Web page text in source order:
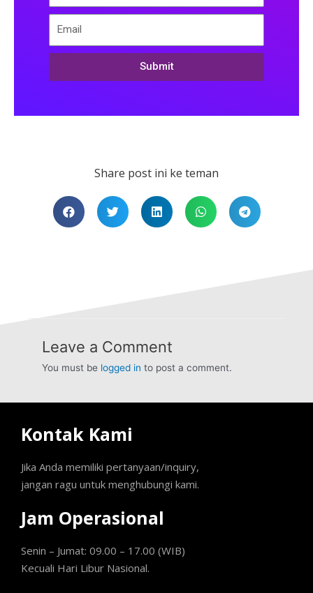
Submit
Share post ini ke teman
Leave a Comment
You must be logged in to post a comment.
Kontak Kami
Jika Anda memiliki pertanyaan/inquiry,
jangan ragu untuk menghubungi kami.
Jam Operasional
Senin – Jumat: 09.00 – 17.00 (WIB)
Kecuali Hari Libur Nasional.